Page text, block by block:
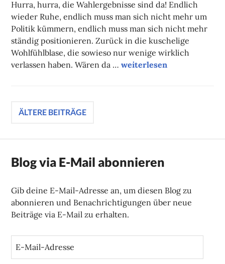
Hurra, hurra, die Wahlergebnisse sind da! Endlich
wieder Ruhe, endlich muss man sich nicht mehr um
Politik kümmern, endlich muss man sich nicht mehr
ständig positionieren. Zurück in die kuschelige
Wohlfühlblase, die sowieso nur wenige wirklich
verlassen haben. Wären da …Campuskolumne
weiterlesen
Beitragsnavigation
ÄLTERE BEITRÄGE
Blog via E-Mail abonnieren
Gib deine E-Mail-Adresse an, um diesen Blog zu
abonnieren und Benachrichtigungen über neue
Beiträge via E-Mail zu erhalten.